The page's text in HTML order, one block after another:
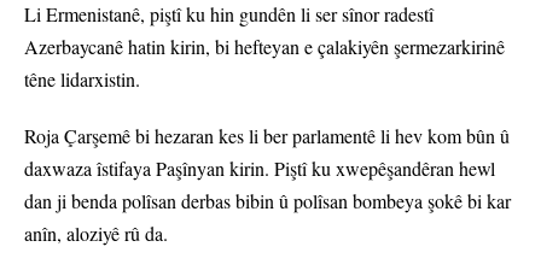
Li Ermenistanê, piştî ku hin gundên li ser sînor radestî
Azerbaycanê hatin kirin, bi hefteyan e çalakiyên şermezarkirinê
têne lidarxistin.
Roja Çarşemê bi hezaran kes li ber parlamentê li hev kom bûn û
daxwaza îstifaya Paşînyan kirin. Piştî ku xwepêşandêran hewl
dan ji benda polîsan derbas bibin û polîsan bombeya şokê bi kar
anîn, aloziyê rû da.